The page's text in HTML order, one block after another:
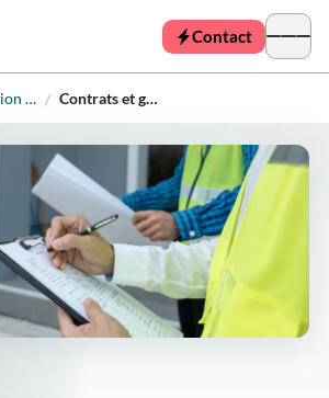
Contact
Construction neuve / Contrats et garanties